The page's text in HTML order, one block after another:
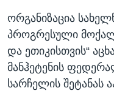
ორგანიზაცია
პროგრესული
და ეთიკისთვის“
მანჰეტენის
სარჩელის შეტანას